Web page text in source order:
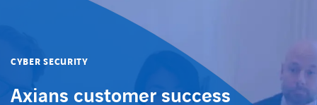
VÅR EXPERTIS
BRANSCHER
CYBER SECURITY
Axians customer success